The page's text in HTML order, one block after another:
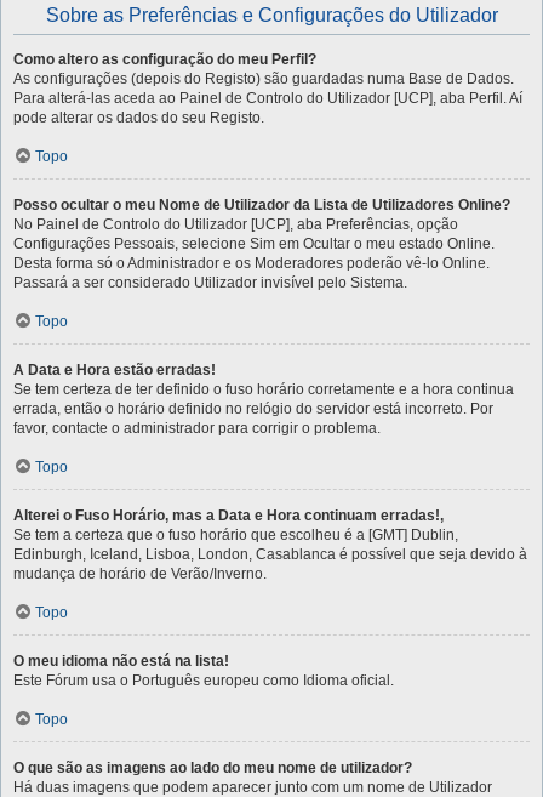
Sobre as Preferências e Configurações do Utilizador
Como altero as configuração do meu Perfil?
As configurações (depois do Registo) são guardadas numa Base de Dados.
Para alterá-las aceda ao Painel de Controlo do Utilizador [UCP], aba Perfil. Aí
pode alterar os dados do seu Registo.
Topo
Posso ocultar o meu Nome de Utilizador da Lista de Utilizadores Online?
No Painel de Controlo do Utilizador [UCP], aba Preferências, opção
Configurações Pessoais, selecione Sim em Ocultar o meu estado Online.
Desta forma só o Administrador e os Moderadores poderão vê-lo Online.
Passará a ser considerado Utilizador invisível pelo Sistema.
Topo
A Data e Hora estão erradas!
Se tem certeza de ter definido o fuso horário corretamente e a hora continua
errada, então o horário definido no relógio do servidor está incorreto. Por
favor, contacte o administrador para corrigir o problema.
Topo
Alterei o Fuso Horário, mas a Data e Hora continuam erradas!,
Se tem a certeza que o fuso horário que escolheu é a [GMT] Dublin,
Edinburgh, Iceland, Lisboa, London, Casablanca é possível que seja devido à
mudança de horário de Verão/Inverno.
Topo
O meu idioma não está na lista!
Este Fórum usa o Português europeu como Idioma oficial.
Topo
O que são as imagens ao lado do meu nome de utilizador?
Há duas imagens que podem aparecer junto com um nome de Utilizador